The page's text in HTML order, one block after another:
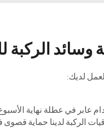
الركبة
لديك:
في عطلة نهاية الأسبوع؟
واقيات الركبة لدينا